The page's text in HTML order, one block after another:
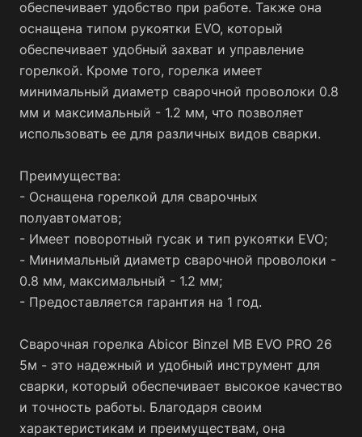
обеспечивает удобство при работе. Также она
оснащена типом рукоятки EVO, который
обеспечивает удобный захват и управление
горелкой. Кроме того, горелка имеет
минимальный диаметр сварочной проволоки 0.8
мм и максимальный - 1.2 мм, что позволяет
использовать ее для различных видов сварки.
Преимущества:
- Оснащена горелкой для сварочных
полуавтоматов;
- Имеет поворотный гусак и тип рукоятки EVO;
- Минимальный диаметр сварочной проволоки -
0.8 мм, максимальный - 1.2 мм;
- Предоставляется гарантия на 1 год.
Сварочная горелка Abicor Binzel MB EVO PRO 26
5м - это надежный и удобный инструмент для
сварки, который обеспечивает высокое качество
и точность работы. Благодаря своим
характеристикам и преимуществам, она